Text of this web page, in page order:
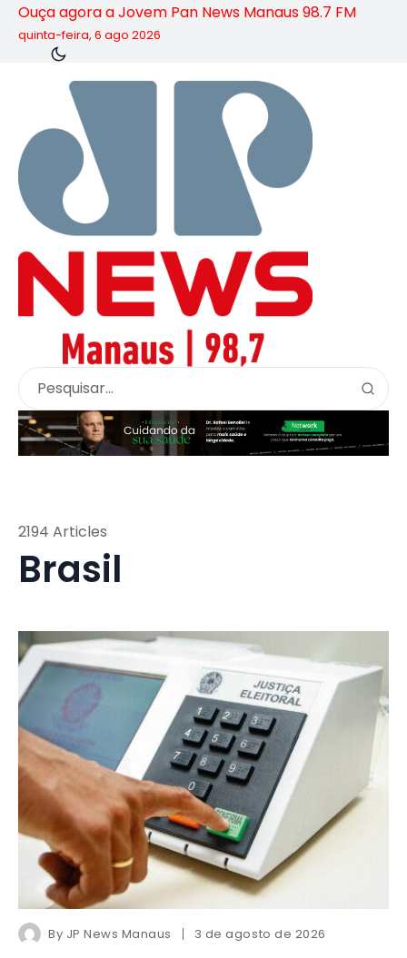
Ouça agora a Jovem Pan News Manaus 98.7 FM
quinta-feira, 6 ago 2026
Brasil
2194 Articles
By JP News Manaus 3 de agosto de 2026